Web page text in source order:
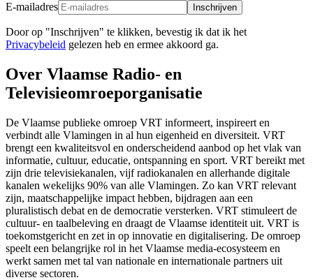
E-mailadres Inschrijven
Door op "Inschrijven" te klikken, bevestig ik dat ik het
Privacybeleid gelezen heb en ermee akkoord ga.
Over Vlaamse Radio- en
Televisieomroeporganisatie
De Vlaamse publieke omroep VRT informeert, inspireert en
verbindt alle Vlamingen in al hun eigenheid en diversiteit. VRT
brengt een kwaliteitsvol en onderscheidend aanbod op het vlak van
informatie, cultuur, educatie, ontspanning en sport. VRT bereikt met
zijn drie televisiekanalen, vijf radiokanalen en allerhande digitale
kanalen wekelijks 90% van alle Vlamingen. Zo kan VRT relevant
zijn, maatschappelijke impact hebben, bijdragen aan een
pluralistisch debat en de democratie versterken. VRT stimuleert de
cultuur- en taalbeleving en draagt de Vlaamse identiteit uit. VRT is
toekomstgericht en zet in op innovatie en digitalisering. De omroep
speelt een belangrijke rol in het Vlaamse media-ecosysteem en
werkt samen met tal van nationale en internationale partners uit
diverse sectoren.